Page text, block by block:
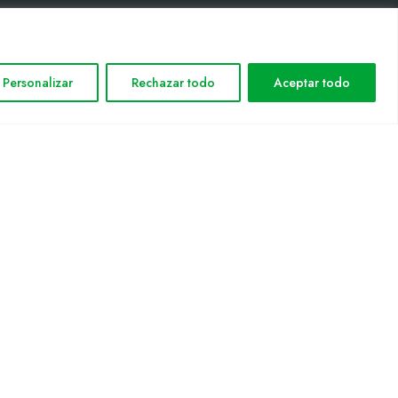
Personalizar Rechazar todo Aceptar todo
INFORMACIÓN LEGAL
Aviso legal